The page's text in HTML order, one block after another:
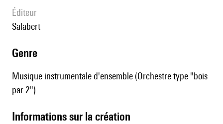
éditeur
Salabert
genre
Musique instrumentale d'ensemble (Orchestre type "bois
par 2")
informations sur la création